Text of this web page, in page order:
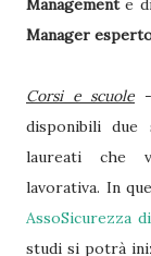
Managemente
Manager
Corsi e scuole
disponibili due
laureati che
lavorativa. In
AssoSicurezza
studi si potrà